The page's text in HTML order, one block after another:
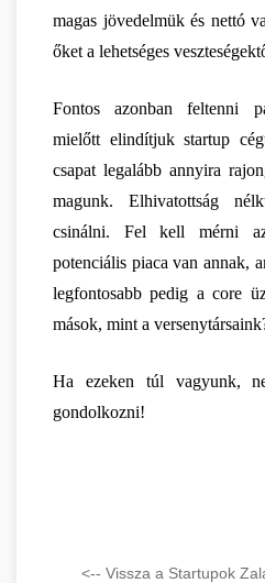
magas jövedelmük és nettó
őket a lehetséges
Fontos azonban feltenni
mielőtt elindítjuk startup
csapat legalább annyira
magunk. Elhivatottság
csinálni. Fel kell mérni
potenciális piaca van annak,
legfontosabb pedig a core
mások, mint a
Ha ezeken túl vagyunk,
gondolkozni!
<-- Vissza a Startupok